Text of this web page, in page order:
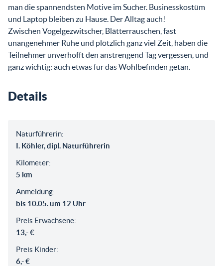
man die spannendsten Motive im Sucher. Businesskostüm
und Laptop bleiben zu Hause. Der Alltag auch!
Zwischen Vogelgezwitscher, Blätterrauschen, fast
unangenehmer Ruhe und plötzlich ganz viel Zeit, haben die
Teilnehmer unverhofft den anstrengend Tag vergessen, und
ganz wichtig: auch etwas für das Wohlbefinden getan.
Details
Naturführerin:
I. Köhler, dipl. Naturführerin
Kilometer:
5 km
Anmeldung:
bis 10.05. um 12 Uhr
Preis Erwachsene:
13,- €
Preis Kinder:
6,- €